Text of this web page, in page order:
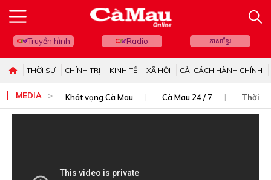
Truyền hình Radio ភាសាខ្មែរ
THỜI SỰ CHÍNH TRỊ KINH TẾ XÃ HỘI CẢI CÁCH HÀNH CHÍNH
MEDIA Khát vọng Cà Mau Cà Mau 24 / 7 Thời sự